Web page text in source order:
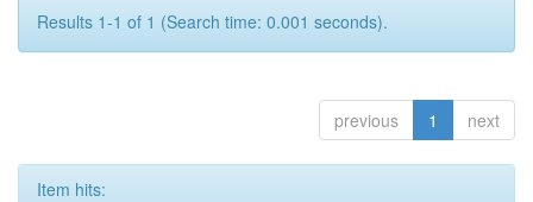
Results 1-1 of 1 (Search time: 0.001 seconds).
previous 1 next
Item hits: